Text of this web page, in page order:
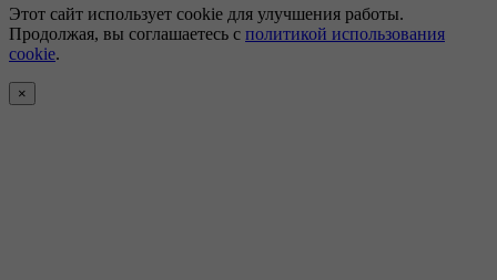
Этот сайт использует cookie для улучшения работы.
Продолжая, вы соглашаетесь с политикой использования
cookie.
×